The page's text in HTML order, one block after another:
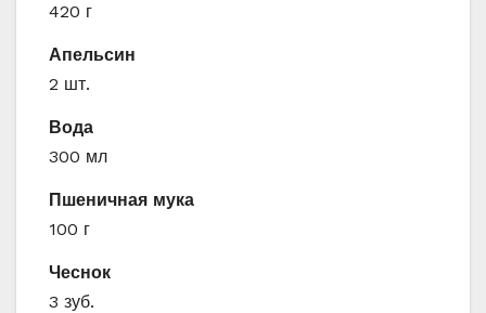
420 г
Апельсин
2 шт.
Вода
300 мл
Пшеничная мука
100 г
Чеснок
3 зуб.